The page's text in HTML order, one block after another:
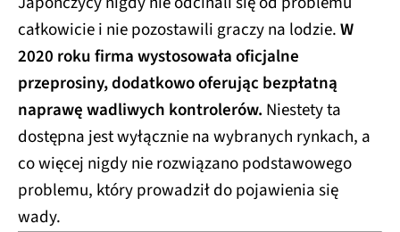
całkowicie i nie pozostawili graczy na lodzie.W
2020 roku firma wystosowała oficjalne
przeprosiny, dodatkowo oferując bezpłatną
naprawę wadliwych kontrolerów. Niestety ta
dostępna jest wyłącznie na wybranych rynkach, a
co więcej nigdy nie rozwiązano podstawowego
problemu, który prowadził do pojawienia się
wady.